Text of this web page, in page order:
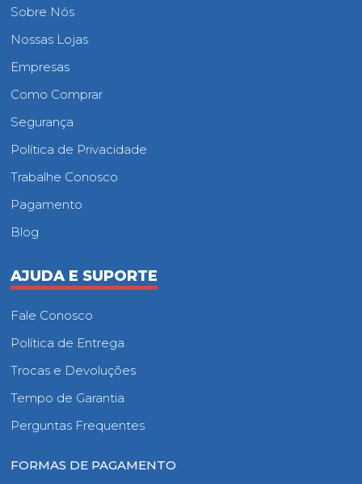
Sobre Nós
Nossas Lojas
Empresas
Como Comprar
Segurança
Política de Privacidade
Trabalhe Conosco
Pagamento
Blog
AJUDA E SUPORTE
Fale Conosco
Política de Entrega
Trocas e Devoluções
Tempo de Garantia
Perguntas Frequentes
FORMAS DE PAGAMENTO